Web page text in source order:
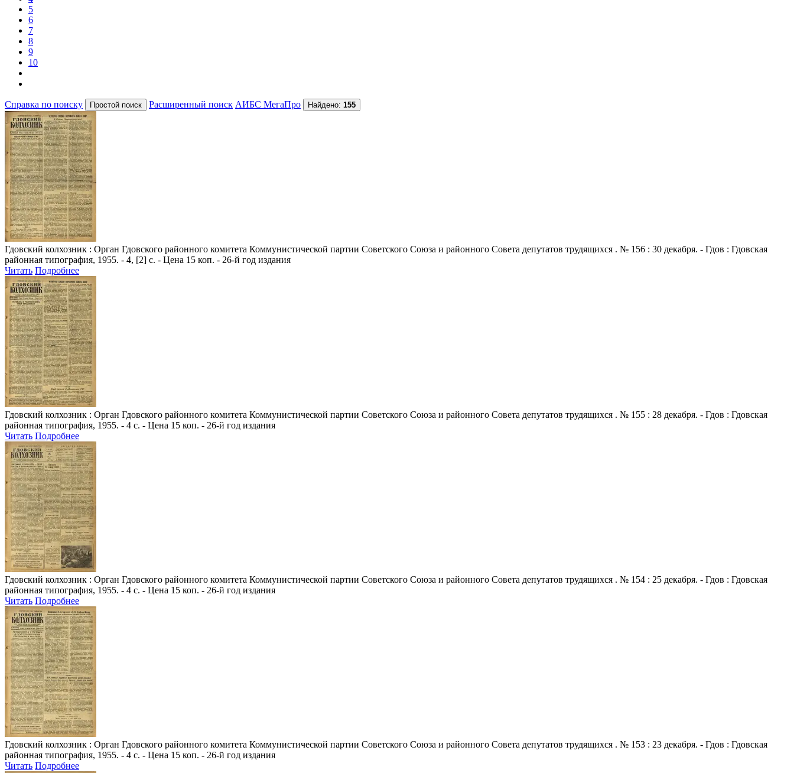
5
6
7
8
9
10
Справка по поиску Расширенный поиск АИБС МегаПро Найдено: 155
Гдовский колхозник : Орган Гдовского районного комитета Коммунистической партии Советского Союза и районного Совета депутатов трудящихся . № 156 : 30 декабря. - Гдов : Гдовская
районная типография, 1955. - 4, [2] с. - Цена 15 коп. - 26-й год издания
Читать Подробнее
Гдовский колхозник : Орган Гдовского районного комитета Коммунистической партии Советского Союза и районного Совета депутатов трудящихся . № 155 : 28 декабря. - Гдов : Гдовская
районная типография, 1955. - 4 с. - Цена 15 коп. - 26-й год издания
Читать Подробнее
Гдовский колхозник : Орган Гдовского районного комитета Коммунистической партии Советского Союза и районного Совета депутатов трудящихся . № 154 : 25 декабря. - Гдов : Гдовская
районная типография, 1955. - 4 с. - Цена 15 коп. - 26-й год издания
Читать Подробнее
Гдовский колхозник : Орган Гдовского районного комитета Коммунистической партии Советского Союза и районного Совета депутатов трудящихся . № 153 : 23 декабря. - Гдов : Гдовская
районная типография, 1955. - 4 с. - Цена 15 коп. - 26-й год издания
Читать Подробнее